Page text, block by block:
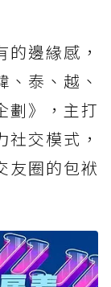
邊緣感，
泰、越、
劃》，主打
社交模式，
友圈的包袱